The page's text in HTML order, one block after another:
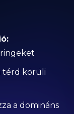
térd körüli
a domináns